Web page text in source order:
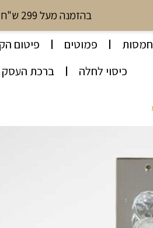
בהזמנה מעל 299 ש"ח משלוח חינם עד הבית
חמסות פמוטים פיטום
כיסוי לחלה
ברכת העסק